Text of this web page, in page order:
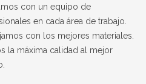
con un equipo de
en cada área de trabajo.
con los mejores materiales.
la máxima calidad al mejor